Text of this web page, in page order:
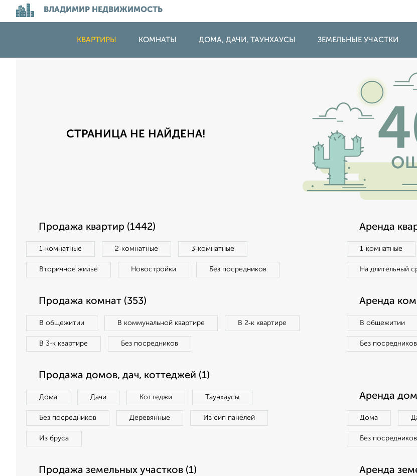
ВЛАДИМИР НЕДВИЖИМОСТЬ
КВАРТИРЫ КОМНАТЫ ДОМА, ДАЧИ, ТАУНХАУСЫ ЗЕМЕЛЬНЫЕ УЧАСТКИ
СТРАНИЦА НЕ НАЙДЕНА!
Продажа квартир (1442)
1‑комнатные 2‑комнатные 3‑комнатные
Вторичное жилье Новостройки Без посредников
Аренда
1‑комнатные
На длительный
Продажа комнат (353)
В общежитии В коммунальной квартире В 2‑к квартире
В 3‑к квартире Без посредников
Аренда
В общежитии
Без посредников
Продажа домов, дач, коттеджей (1)
Дома Дачи Коттеджи Таунхаусы
Без посредников Деревянные Из сип панелей
Из бруса
Аренда
Дома
Без посредников
Продажа земельных участков (1) Аренда